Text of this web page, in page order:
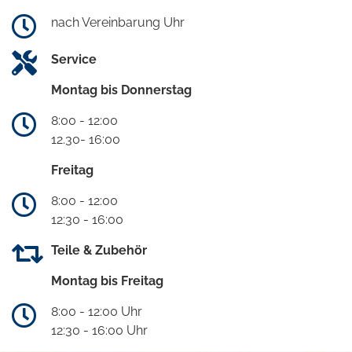
nach Vereinbarung Uhr
Service
Montag bis Donnerstag
8:00 - 12:00
12.30- 16:00
Freitag
8:00 - 12:00
12:30 - 16:00
Teile & Zubehör
Montag bis Freitag
8:00 - 12:00 Uhr
12:30 - 16:00 Uhr